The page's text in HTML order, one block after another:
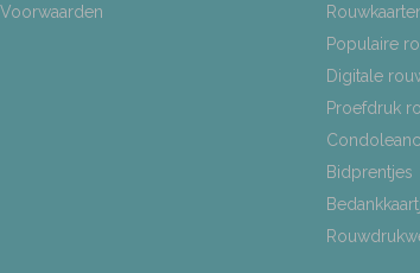
Voorwaarden
Populaire
Digitale
Proefdruk
Bidprentjes